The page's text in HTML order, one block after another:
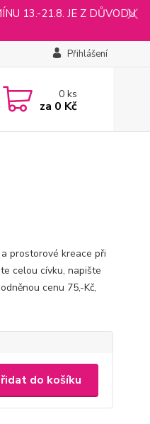
13.-21.8. JE Z DŮVODU
Přihlášení
0ks
za 0 Kč
prostorové kreace při
celou cívku, napište
cenu 75,-Kč,
do košíku